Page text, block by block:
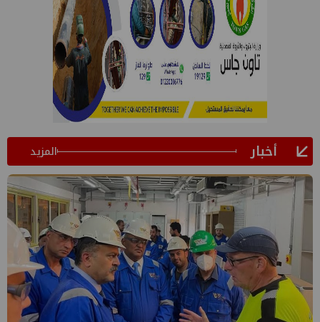
أخبار المزيد